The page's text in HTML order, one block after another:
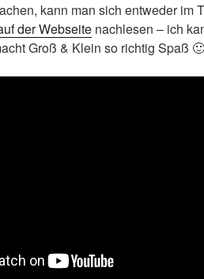
kann man sich entweder im
der Webseite nachlesen – ich
Groß & Klein so richtig Spaß 🙂